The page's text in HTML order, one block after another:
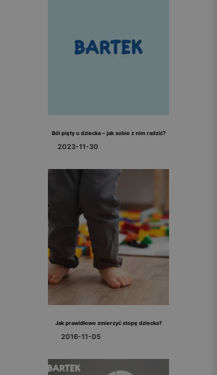
Ból pięty u dziecka – jak sobie z nim radzić?
2023-11-30
Jak prawidłowo zmierzyć stopę dziecka?
2016-11-05